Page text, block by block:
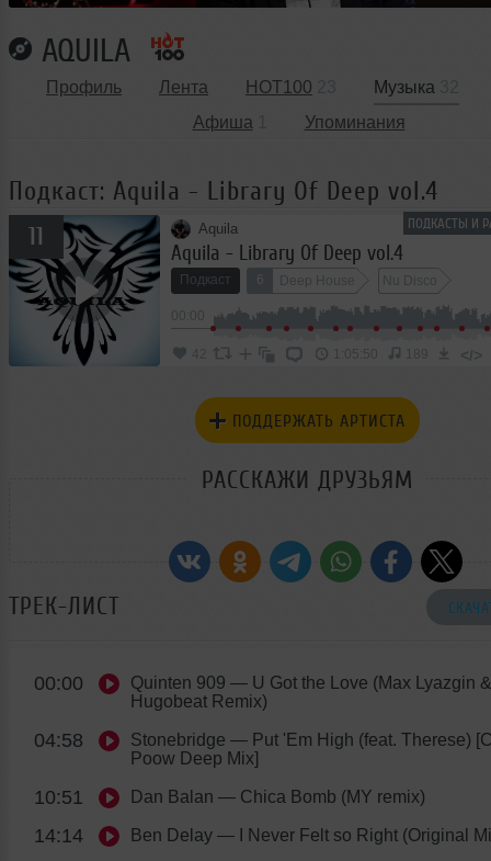
AQUILA
Профиль Лента HOT100 Музыка
Афиша
Упоминания
Подкаст: Aquila - Library Of Deep vol.4
ПОДКАСТЫ И
11 Aquila
Aquila - Library Of Deep vol.4
Подкаст 6 Deep House Nu Disco
42 1:05:50 189 </>
ПОДДЕРЖАТЬ АРТИСТА
РАССКАЖИ ДРУЗЬЯМ
ТРЕК-ЛИСТ
00:00 Quinten 909 — U Got the Love (Max Lyazgin &
Hugobeat Remix)
04:58 Stonebridge — Put 'Em High (feat. Therese)
Poow Deep Mix]
10:51 Dan Balan — Chica Bomb (MY remix)
14:14 Ben Delay — I Never Felt so Right (Original